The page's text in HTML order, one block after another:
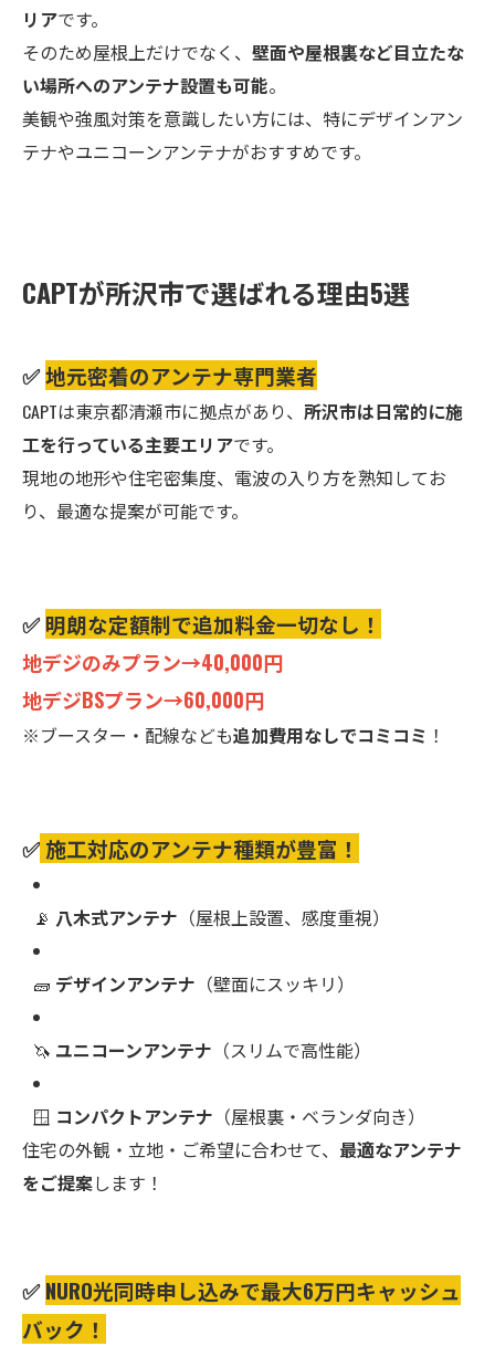
リアです。
そのため屋根上だけでなく、 壁面や屋根裏など目立たな
い場所へのアンテナ設置も可能。
美観や強風対策を意識したい方には、特にデザインアン
テナやユニコーンアンテナがおすすめです。
CAPTが所沢市で選ばれる理由5選
✅地元密着のアンテナ専門業者
CAPTは東京都清瀬市に拠点があり、 所沢市は日常的に施
工を行っている主要エリアです。
現地の地形や住宅密集度、電波の入り方を熟知してお
り、最適な提案が可能です。
✅明朗な定額制で追加料金一切なし！
地デジのみプラン→40,000円
地デジBSプラン→60,000円
※ブースター・配線なども追加費用なしでコミコミ ！
✅ 施工対応のアンテナ種類が豊富！
📡 八木式アンテナ （屋根上設置、感度重視）
🧱 デザインアンテナ （壁面にスッキリ）
🦄 ユニコーンアンテナ （スリムで高性能）
🪟 コンパクトアンテナ （屋根裏・ベランダ向き）
住宅の外観・立地・ご希望に合わせて、 最適なアンテナ
をご提案します！
✅NURO光同時申し込みで最大6万円キャッシュ
バック！